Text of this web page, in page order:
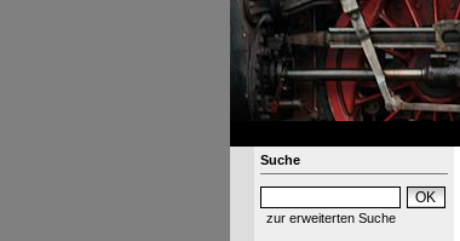
Suche
zur erweiterten Suche